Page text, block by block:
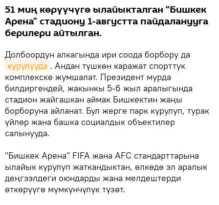
51 миң көрүүчүгө ылайыкталган “Бишкек
Арена” стадиону 1-августта пайдаланууга
берилери айтылган.
Долбоордун алкагында ири соода борбору да
курулууда . Андан түшкөн каражат спорттук
комплекске жумшалат. Президент мурда
билдиргендей, жакынкы 5-6 жыл аралыгында
стадион жайгашкан аймак Бишкектин жаңы
борборуна айланат. Бул жерге парк курулуп, турак
үйлөр жана башка социалдык объектилер
салынууда.
"Бишкек Арена" FIFA жана AFC стандарттарына
ылайык курулуп жаткандыктан, өлкөдө эл аралык
деңгээлдеги оюндарды жана мелдештерди
өткөрүүгө мүмкүнчүлүк түзөт.